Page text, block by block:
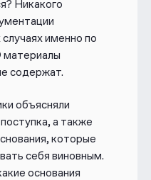
Никакого
именно по
содержат.
объясняли
а также
которые
себя виновным.
основания